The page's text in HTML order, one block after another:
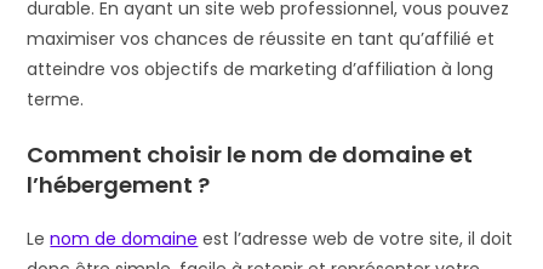
durable. En ayant un site web professionnel, vous pouvez
maximiser vos chances de réussite en tant qu’affilié et
atteindre vos objectifs de marketing d’affiliation à long
terme.
Comment choisir le nom de domaine et
l’hébergement ?
Lenom de domaine est l’adresse web de votre site, il doit